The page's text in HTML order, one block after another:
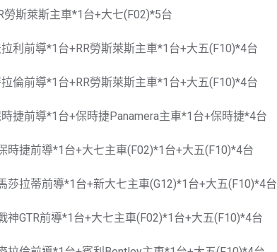
斯萊斯主車*1台+大七(F02)*5台
前導*1台+RR勞斯萊斯主車*1台+大五(F10)*4台
前導*1台+RR勞斯萊斯主車*1台+大五(F10)*4台
前導*1台+保時捷Panamera主車*1台+保時捷*4台
捷前導*1台+大七主車(F02)*1台+大五(F10)*4台
拉蒂前導*1台+新大七主車(G12)*1台+大五(F10)*4台
GTR前導*1台+大七主車(F02)*1台+大五(F10)*4台